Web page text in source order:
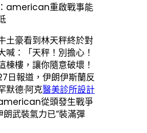
american重啟戰事能
土豪看到林天秤終於對
喊：「天秤！別擔心！
棟樓，讓你隨意破壞！
日報道，伊朗伊斯蘭反
默德·阿克醫美診所設計
從頭發生戰爭
朗武裝氣力已“裝滿彈